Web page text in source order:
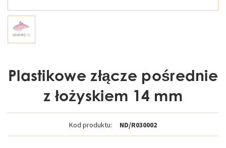
Plastikowe złącze pośrednie
z łożyskiem 14 mm
Kod produktu: ND/R030002